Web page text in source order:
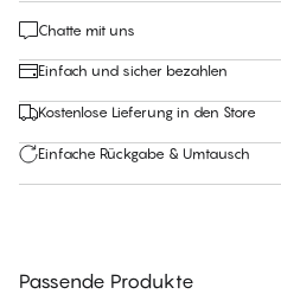
Chatte mit uns
Einfach und sicher bezahlen
Kostenlose Lieferung in den Store
Einfache Rückgabe & Umtausch
Passende Produkte